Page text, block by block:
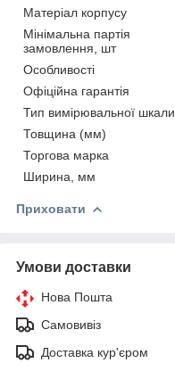
Матеріал корпусу
Мінімальна партія
замовлення, шт
Особливості
Офіційна гарантія
Тип вимірювальної шкали
Товщина (мм)
Торгова марка
Ширина, мм
Приховати
Умови доставки
Нова Пошта
Самовивіз
Доставка кур'єром